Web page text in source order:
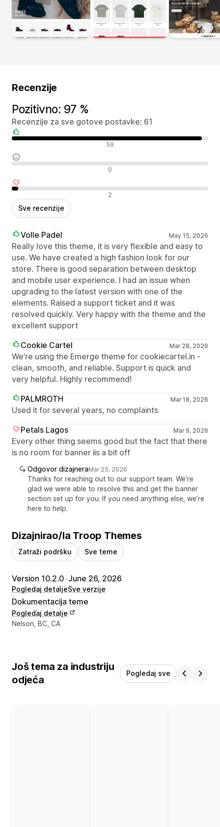
Recenzije
Pozitivno: 97 %
Recenzije za sve gotove postavke: 61
Pozitivne recenzije 59
Neutralne recenzije 0
Negativne recenzije 2
Sve recenzije
Volle Padel May 15, 2026
Really love this theme, it is very flexible and easy to
use. We have created a high fashion look for our
store. There is good separation between desktop
and mobile user experience. I had an issue when
upgrading to the latest version with one of the
elements. Raised a support ticket and it was
resolved quickly. Very happy with the theme and the
excellent support
Cookie Cartel
Mar 28, 2026
We’re using the Emerge theme for cookiecartel.in -
clean, smooth, and reliable. Support is quick and
very helpful. Highly recommend!
PALMROTH
Mar 18, 2026
Used it for several years, no complaints
Petals Lagos
Mar 9, 2026
Every other thing seems good but the fact that there
is no room for banner iis a bit off
Odgovor dizajneraMar 25, 2026
Thanks for reaching out to our support team. We’re
glad we were able to resolve this and get the banner
section set up for you. If you need anything else, we’re
here to help.
Dizajnirao/la Troop Themes
Zatraži podršku Sve teme
Version 10.2.0•June 26, 2026
Pogledaj detaljeSve verzije
Dokumentacija teme
Pogledaj detalje
Podaci za kontakt dizajnera
Nelson, BC, CA
Još tema za industriju
odjeća
Pogledaj sve